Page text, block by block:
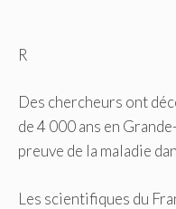
R
Des chercheurs ont
de 4 000 ans en
preuve de la maladie
Les scientifiques du